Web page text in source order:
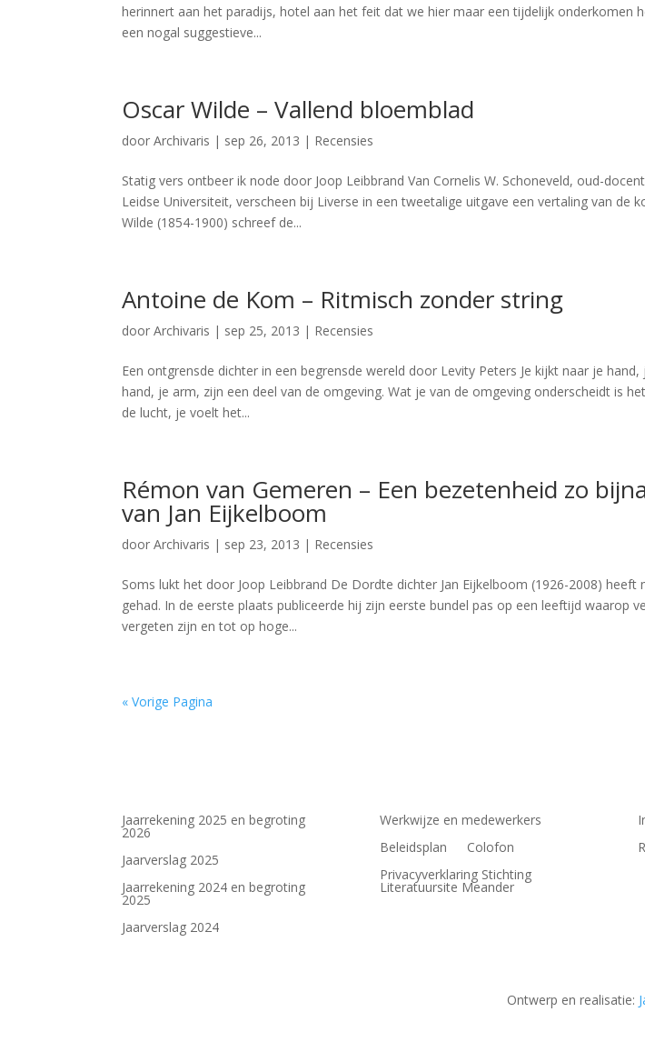
herinnert aan het paradijs, hotel aan het feit dat we hier maar een tijdelijk onderkomen
een nogal suggestieve...
Oscar Wilde – Vallend bloemblad
doorArchivaris | sep 26, 2013 | Recensies
Statig vers ontbeer ik node door Joop Leibbrand Van Cornelis W. Schoneveld, oud-
Leidse Universiteit, verscheen bij Liverse in een tweetalige uitgave een vertaling van de
Wilde (1854-1900) schreef de...
Antoine de Kom – Ritmisch zonder string
doorArchivaris | sep 25, 2013 | Recensies
Een ontgrensde dichter in een begrensde wereld door Levity Peters Je kijkt naar je
hand, je arm, zijn een deel van de omgeving. Wat je van de omgeving onderscheidt is
de lucht, je voelt het...
Rémon van Gemeren – Een bezetenheid zo
van Jan Eijkelboom
doorArchivaris | sep 23, 2013 | Recensies
Soms lukt het door Joop Leibbrand De Dordte dichter Jan Eijkelboom (1926-2008) heeft
gehad. In de eerste plaats publiceerde hij zijn eerste bundel pas op een leeftijd waarop
vergeten zijn en tot op hoge...
« Vorige Pagina
Jaarrekening 2025 en begroting
2026
Jaarverslag 2025
Jaarrekening 2024 en begroting
2025
Jaarverslag 2024
Werkwijze en medewerkers
Beleidsplan
Colofon
Privacyverklaring Stichting
Literatuursite Meander
Ontwerp en realisatie: